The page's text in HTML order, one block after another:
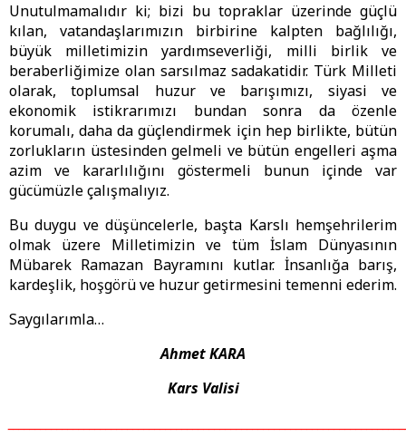
Unutulmamalıdır ki; bizi bu topraklar üzerinde güçlü
kılan, vatandaşlarımızın birbirine kalpten bağlılığı,
büyük milletimizin yardımseverliği, milli birlik ve
beraberliğimize olan sarsılmaz sadakatidir. Türk Milleti
olarak, toplumsal huzur ve barışımızı, siyasi ve
ekonomik istikrarımızı bundan sonra da özenle
korumalı, daha da güçlendirmek için hep birlikte, bütün
zorlukların üstesinden gelmeli ve bütün engelleri aşma
azim ve kararlılığını göstermeli bunun içinde var
gücümüzle çalışmalıyız.
Bu duygu ve düşüncelerle, başta Karslı hemşehrilerim
olmak üzere Milletimizin ve tüm İslam Dünyasının
Mübarek Ramazan Bayramını kutlar. İnsanlığa barış,
kardeşlik, hoşgörü ve huzur getirmesini temenni ederim.
Saygılarımla…
Ahmet KARA
Kars Valisi